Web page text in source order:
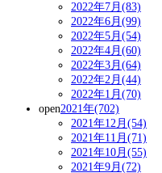
2022年7月(83)
2022年6月(99)
2022年5月(54)
2022年4月(60)
2022年3月(64)
2022年2月(44)
2022年1月(70)
open2021年(702)
2021年12月(54)
2021年11月(71)
2021年10月(55)
2021年9月(72)